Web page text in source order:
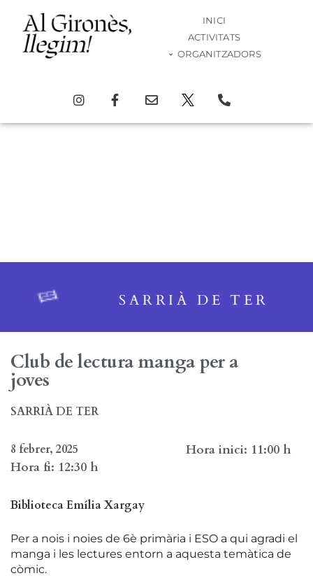
INICI
ACTIVITATS
ORGANITZADORS
SARRIÀ DE TER
Club de lectura manga per a
joves
SARRIÀ DE TER
8 febrer, 2025
Hora inici: 11:00 h
Hora fi: 12:30 h
Biblioteca Emília Xargay
Per a nois i noies de 6è primària i ESO a qui agradi el
manga i les lectures entorn a aquesta temàtica de
còmic.